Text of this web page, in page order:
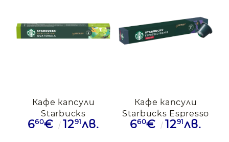
Кафе капсули
Starbucks
Guatemala
660€ 1291лв.
Кафе капсули
Starbucks Espresso
Roast Decaffeinated
660€ 1291лв.